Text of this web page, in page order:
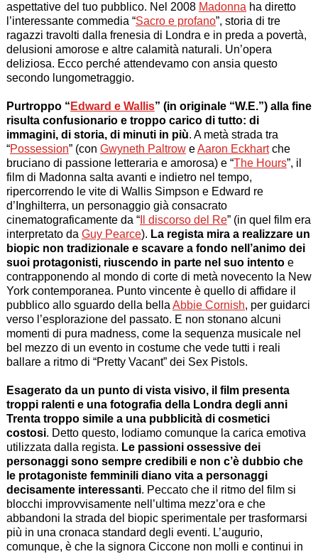
aspettative del tuo pubblico. Nel 2008 Madonna ha diretto
l’interessante commedia “Sacro e profano”, storia di tre
ragazzi travolti dalla frenesia di Londra e in preda a povertà,
delusioni amorose e altre calamità naturali. Un’opera
deliziosa. Ecco perché attendevamo con ansia questo
secondo lungometraggio.
Purtroppo “ Edward e Wallis” (in originale “W.E.”) alla fine
risulta confusionario e troppo carico di tutto: di
immagini, di storia, di minuti in più. A metà strada tra
“Possession” (con Gwyneth PaltroweAaron Eckhartche
bruciano di passione letteraria e amorosa) e “The Hours”, il
film di Madonna salta avanti e indietro nel tempo,
ripercorrendo le vite di Wallis Simpson e Edward re
d’Inghilterra, un personaggio già consacrato
cinematograficamente da “Il discorso del Re” (in quel film era
interpretato da Guy Pearce). La regista mira a realizzare un
biopic non tradizionale e scavare a fondo nell’animo dei
suoi protagonisti, riuscendo in parte nel suo intentoe
contrapponendo al mondo di corte di metà novecento la New
York contemporanea. Punto vincente è quello di affidare il
pubblico allo sguardo della bella Abbie Cornish, per guidarci
verso l’esplorazione del passato. E non stonano alcuni
momenti di pura madness, come la sequenza musicale nel
bel mezzo di un evento in costume che vede tutti i reali
ballare a ritmo di “Pretty Vacant” dei Sex Pistols.
Esagerato da un punto di vista visivo, il film presenta
troppi ralenti e una fotografia della Londra degli anni
Trenta troppo simile a una pubblicità di cosmetici
costosi. Detto questo, lodiamo comunque la carica emotiva
utilizzata dalla regista. Le passioni ossessive dei
personaggi sono sempre credibili e non c’è dubbio che
le protagoniste femminili diano vita a personaggi
decisamente interessanti. Peccato che il ritmo del film si
blocchi improvvisamente nell’ultima mezz’ora e che
abbandoni la strada del biopic sperimentale per trasformarsi
più in una cronaca standard degli eventi. L’augurio,
comunque, è che la signora Ciccone non molli e continui in